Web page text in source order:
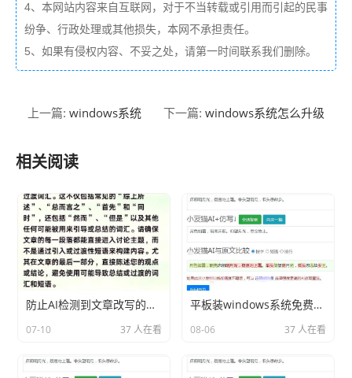
4、本网站内容来自互联网，对于不当转载或引用而引起的民事
纷争、行政处理或其他损失，本网不承担责任。
5、如果有侵权内容、不妥之处，请第一时间联系我们删除。
上一篇: windows系统 下一篇: windows系统怎么升级
相关阅读
防止AI检测到文章改写的技巧
07-10 37 人在看
平板装windows系统免费分享相关内容2026
08-06 37 人在看